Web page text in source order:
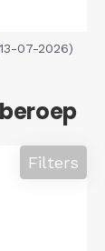
07-2026)
Filters